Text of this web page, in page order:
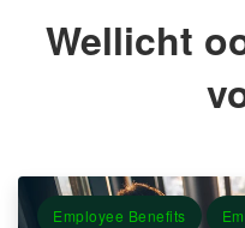
Wellicht
Employee Benefits